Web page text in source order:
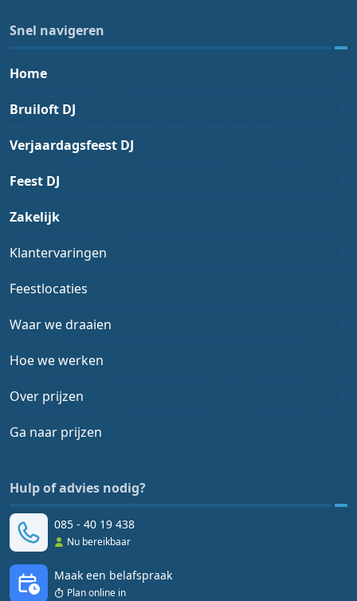
Snel navigeren
Home
Bruiloft DJ
Verjaardagsfeest DJ
Feest DJ
Zakelijk
Klantervaringen
Feestlocaties
Waar we draaien
Hoe we werken
Over prijzen
Ga naar prijzen
Hulp of advies nodig?
085 - 40 19 438
Nu bereikbaar
Maak een belafspraak
Plan online in